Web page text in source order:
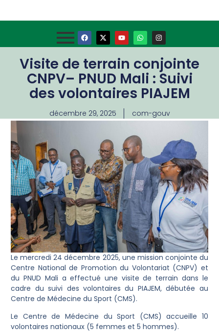
Visite de terrain conjointe
CNPV– PNUD Mali : Suivi
des volontaires PIAJEM
décembre 29, 2025 com-gouv
Le mercredi 24 décembre 2025, une mission conjointe du
Centre National de Promotion du Volontariat (CNPV) et
du PNUD Mali a effectué une visite de terrain dans le
cadre du suivi des volontaires du PIAJEM, débutée au
Centre de Médecine du Sport (CMS).
Le Centre de Médecine du Sport (CMS) accueille 10
volontaires nationaux (5 femmes et 5 hommes).